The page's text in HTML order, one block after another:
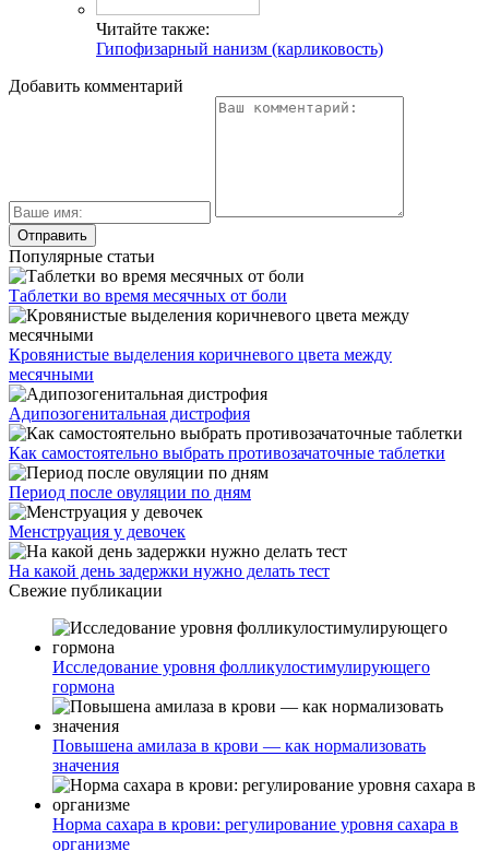
Читайте также:
Гипофизарный нанизм (карликовость)
Добавить комментарий
Популярные статьи
Таблетки во время месячных от боли
Кровянистые выделения коричневого цвета между
месячными
Адипозогенитальная дистрофия
Как самостоятельно выбрать противозачаточные таблетки
Период после овуляции по дням
Менструация у девочек
На какой день задержки нужно делать тест
Свежие публикации
Исследование уровня фолликулостимулирующего
гормона
Повышена амилаза в крови — как нормализовать
значения
Норма сахара в крови: регулирование уровня сахара в
организме